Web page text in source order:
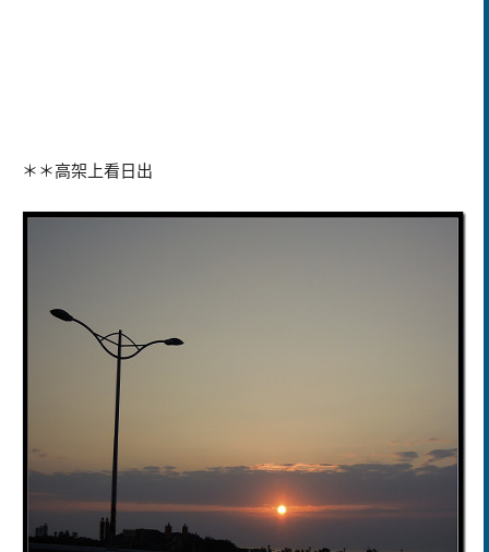
＊＊高架上看日出